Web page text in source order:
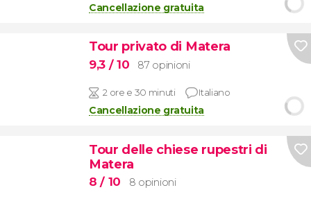
Cancellazione gratuita
Tour privato di Matera
9,3 / 10 87 opinioni
2 ore e 30 minuti Italiano
Cancellazione gratuita
Tour delle chiese rupestri di
Matera
8/ 10 8 opinioni